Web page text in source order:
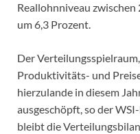
Reallohnniveau
um 6,3 Prozent.
Der
Produktivitäts- und
hierzulande in diesem
ausgeschöpft, so der
bleibt die